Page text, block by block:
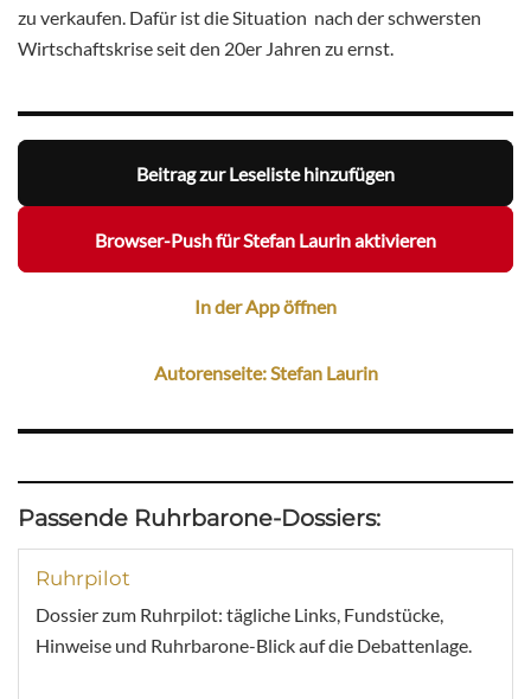
zu verkaufen. Dafür ist die Situation nach der schwersten
Wirtschaftskrise seit den 20er Jahren zu ernst.
Beitrag zur Leseliste hinzufügen
Browser-Push für Stefan Laurin aktivieren
In der App öffnen
Autorenseite: Stefan Laurin
Passende Ruhrbarone-Dossiers:
Ruhrpilot
Dossier zum Ruhrpilot: tägliche Links, Fundstücke,
Hinweise und Ruhrbarone-Blick auf die Debattenlage.